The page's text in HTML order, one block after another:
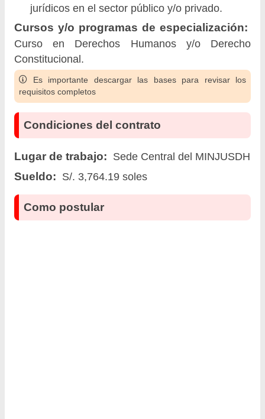
jurídicos en el sector público y/o privado.
Cursos y/o programas de especialización:
Curso en Derechos Humanos y/o Derecho
Constitucional.
Es importante descargar las bases para revisar los
requisitos completos
Condiciones del contrato
Lugar de trabajo: Sede Central del MINJUSDH
Sueldo: S/. 3,764.19 soles
Como postular